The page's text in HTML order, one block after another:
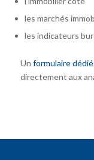
les marchés
les indicateurs
Un formulaire dédié
directement aux